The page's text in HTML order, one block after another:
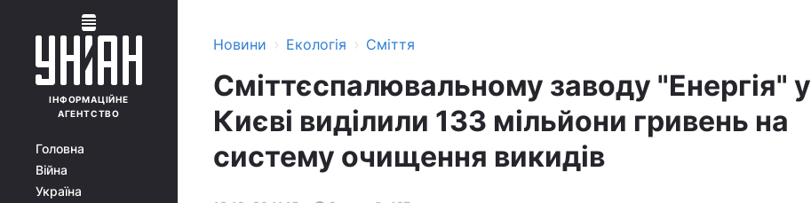
ІНФОРМАЦІЙНЕ
АГЕНТСТВО
Головна
Війна
Україна
Новини › Екологія › Сміття
Сміттєспалювальному заводу "Енергія" у
Києві виділили 133 мільйони гривень на
систему очищення викидів